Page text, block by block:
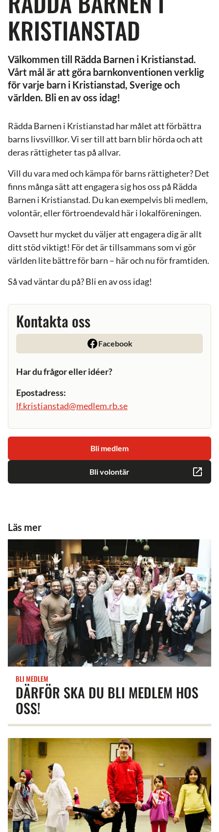
KRISTIANSTAD
Välkommen till Rädda Barnen i Kristianstad.
Vårt mål är att göra barnkonventionen verklig
för varje barn i Kristianstad, Sverige och
världen. Bli en av oss idag!
Rädda Barnen i Kristianstad har målet att förbättra
barns livsvillkor. Vi ser till att barn blir hörda och att
deras rättigheter tas på allvar.
Vill du vara med och kämpa för barns rättigheter? Det
finns många sätt att engagera sig hos oss på Rädda
Barnen i Kristianstad. Du kan exempelvis bli medlem,
volontär, eller förtroendevald här i lokalföreningen.
Oavsett hur mycket du väljer att engagera dig är allt
ditt stöd viktigt! För det är tillsammans som vi gör
världen lite bättre för barn – här och nu för framtiden.
Så vad väntar du på? Bli en av oss idag!
Kontakta oss
Facebook
Har du frågor eller idéer?
Epostadress:
lf.kristianstad@medlem.rb.se
Bli medlem
Bli volontär
Läs mer
DÄRFÖR SKA DU BLI MEDLEM HOS
OSS!
BLI MEDLEM